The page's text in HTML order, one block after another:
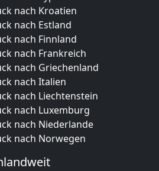
nach Kroatien
nach Estland
nach Finnland
nach Frankreich
nach Griechenland
nach Italien
nach Liechtenstein
nach Luxemburg
nach Niederlande
nach Norwegen